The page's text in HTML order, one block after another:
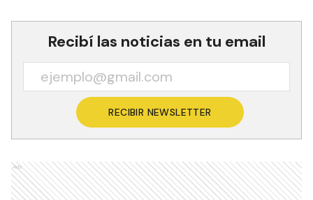
Recibí las noticias en tu email
RECIBIR NEWSLETTER
Ads